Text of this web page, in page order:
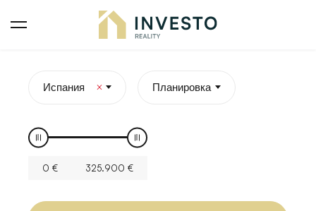
×
Испания Планировка
0 € 325.900 €